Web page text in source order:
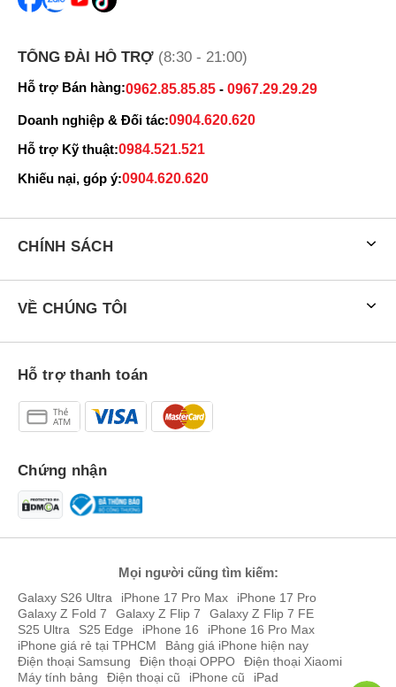
TỔNG ĐÀI HỖ TRỢ (8:30 - 21:00)
Hỗ trợ Bán hàng:0962.85.85.85 - 0967.29.29.29
Doanh nghiệp & Đối tác:0904.620.620
Hỗ trợ Kỹ thuật:0984.521.521
Khiếu nại, góp ý:0904.620.620
CHÍNH SÁCH
VỀ CHÚNG TÔI
Hỗ trợ thanh toán
Chứng nhận
Mọi người cũng tìm kiếm:
Galaxy S26 Ultra iPhone 17 Pro Max
iPhone 17 Pro
Galaxy Z Fold 7
Galaxy Z Flip 7
Galaxy Z Flip 7 FE
S25 Ultra
S25 Edge iPhone 16
iPhone 16 Pro Max
iPhone giá rẻ tại TPHCM
Bảng giá iPhone hiện nay
Điện thoại Samsung
Điện thoại OPPO
Điện thoại Xiaomi
Máy tính bảng
Điện thoại cũ iPhone cũ
iPad